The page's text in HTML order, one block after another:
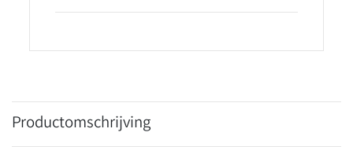
Productomschrijving